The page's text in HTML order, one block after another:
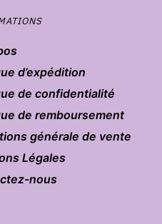
d’expédition
de confidentialité
de remboursement
générale de vente
Légales
nous